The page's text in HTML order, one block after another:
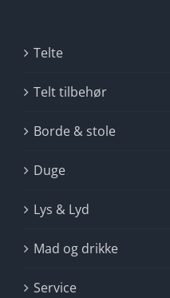
Telte
Telt tilbehør
Borde & stole
Duge
Lys & Lyd
Mad og drikke
Service